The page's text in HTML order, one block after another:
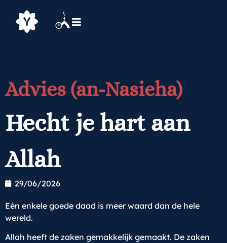
Advies (an-Nasieha)
Hecht je hart aan
Allah
29/06/2026
Eén enkele goede daad is meer waard dan de hele
wereld.
Allah heeft de zaken gemakkelijk gemaakt. De zaken